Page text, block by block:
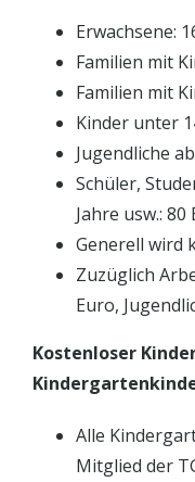
Erwachsene:
Familien mit
Familien mit
Kinder unter
Jugendliche
Schüler,
Jahre usw.: 80
Generell wird
Zuzüglich
Euro,
Kostenloser
Alle
Mitglied der